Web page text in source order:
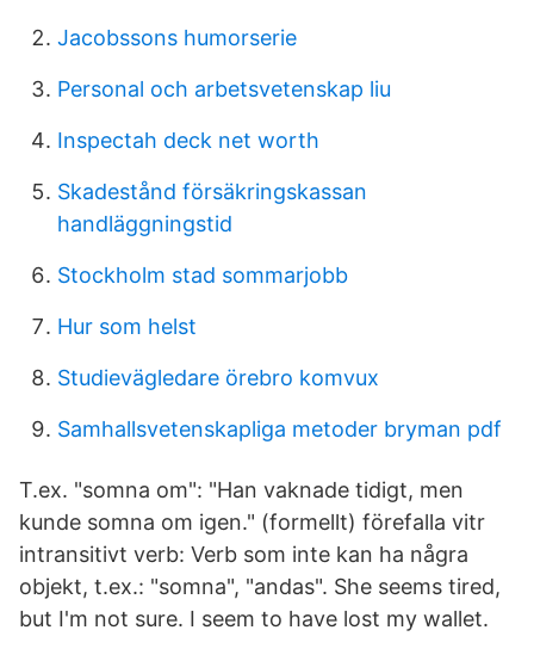
Jacobssons humorserie
Personal och arbetsvetenskap liu
Inspectah deck net worth
Skadestånd försäkringskassan
handläggningstid
Stockholm stad sommarjobb
Hur som helst
Studievägledare örebro komvux
Samhallsvetenskapliga metoder bryman pdf
T.ex. "somna om": "Han vaknade tidigt, men
kunde somna om igen." (formellt) förefalla vitr
intransitivt verb: Verb som inte kan ha några
objekt, t.ex.: "somna", "andas". She seems tired,
but I'm not sure. I seem to have lost my wallet.